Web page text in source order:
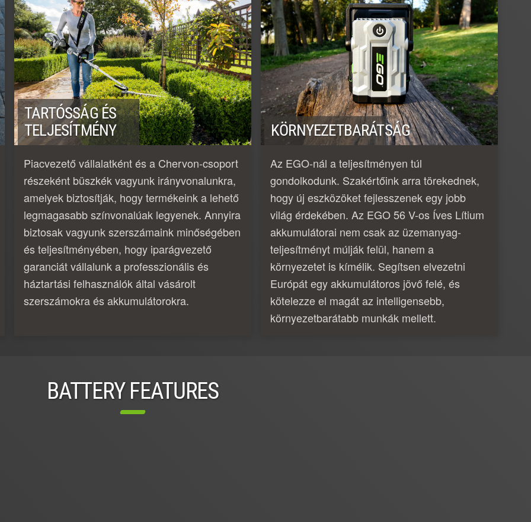
TARTÓSSÁG ÉS
TELJESÍTMÉNY
Piacvezető vállalatként és a Chervon-csoport
részeként büszkék vagyunk irányvonalunkra,
amelyek biztosítják, hogy termékeink a lehető
legmagasabb színvonalúak legyenek. Annyira
biztosak vagyunk szerszámaink minőségében
és teljesítményében, hogy iparágvezető
garanciát vállalunk a professzionális és
háztartási felhasználók által vásárolt
szerszámokra és akkumulátorokra.
KÖRNYEZETBARÁTSÁG
Az EGO-nál a teljesítményen túl
gondolkodunk. Szakértőink arra törekednek,
hogy új eszközöket fejlesszenek egy jobb
világ érdekében. Az EGO 56 V-os Íves Lítium
akkumulátorai nem csak az üzemanyag-
teljesítményt múlják felül, hanem a
környezetet is kímélik. Segítsen elvezetni
Európát egy akkumulátoros jövő felé, és
kötelezze el magát az intelligensebb,
környezetbarátabb munkák mellett.
BATTERY FEATURES